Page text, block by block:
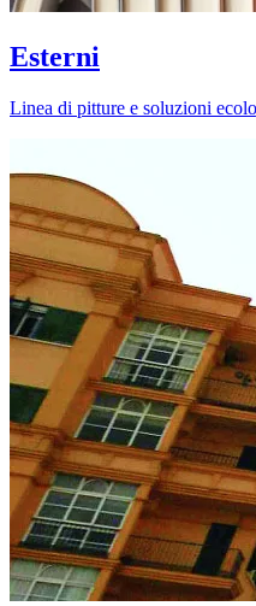
Esterni
Linea di pitture e soluzioni